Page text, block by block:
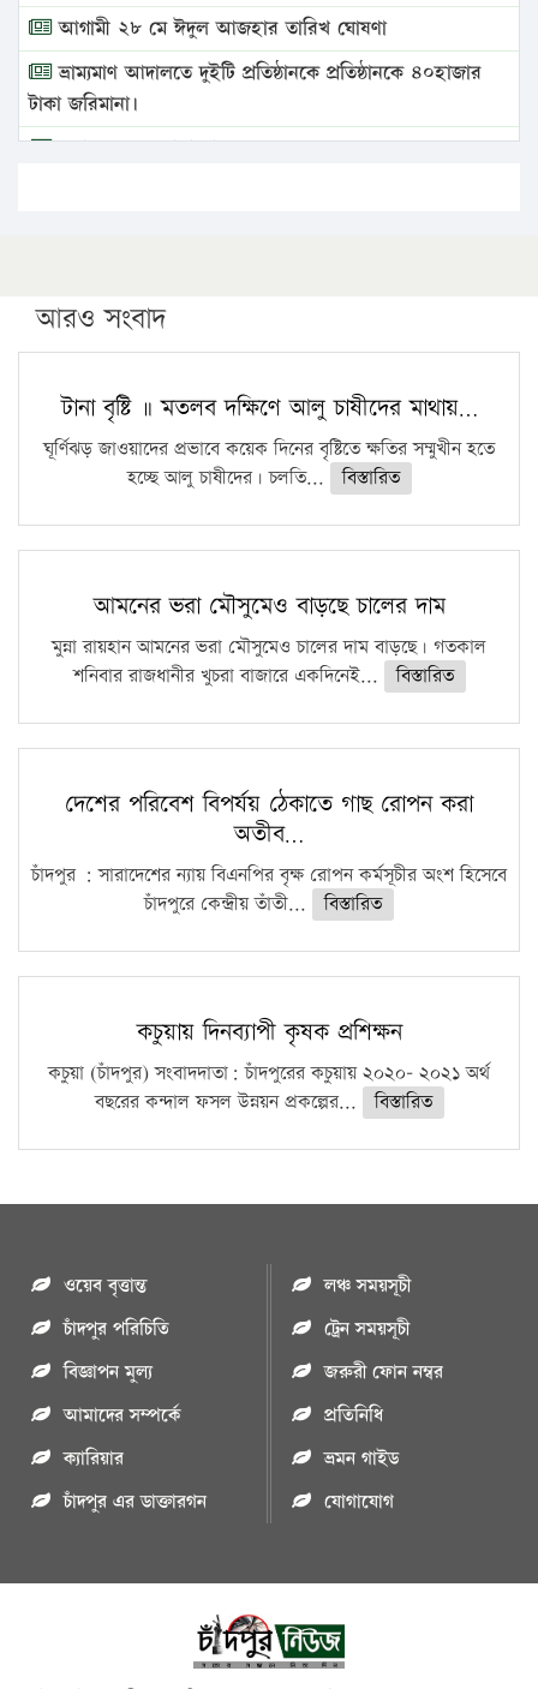
আগামী ২৮ মে ঈদুল আজহার তারিখ ঘোষণা
ভ্রাম্যমাণ আদালতে দুইটি প্রতিষ্ঠানকে প্রতিষ্ঠানকে ৪০হাজার
টাকা জরিমানা।
এবার লঞ্চের ভাড়া বাড়ল
পিএইচডি করছেন কুয়েটের কৃতি…
সারা দেশে বজ্রাঘাতে ১৪ জনের প্রাণহানি
কঠোর হচ্ছে এসএসসি ও এইচএসসি পরীক্ষা
ফরিদগঞ্জে আগুনে পুড়লো ৬ ব্যবসা প্রতিষ্ঠান
আরও সংবাদ
টানা বৃষ্টি ॥ মতলব দক্ষিণে আলু চাষীদের মাথায়…
ঘূর্ণিঝড় জাওয়াদের প্রভাবে কয়েক দিনের বৃষ্টিতে ক্ষতির সম্মুখীন হতে
হচ্ছে আলু চাষীদের। চলতি...
বিস্তারিত
আমনের ভরা মৌসুমেও বাড়ছে চালের দাম
মুন্না রায়হান আমনের ভরা মৌসুমেও চালের দাম বাড়ছে। গতকাল
শনিবার রাজধানীর খুচরা বাজারে একদিনেই...
বিস্তারিত
দেশের পরিবেশ বিপর্যয় ঠেকাতে গাছ রোপন করা
অতীব…
চাঁদপুর : সারাদেশের ন্যায় বিএনপির বৃক্ষ রোপন কর্মসূচীর অংশ হিসেবে
চাঁদপুরে কেন্দ্রীয় তাঁতী...
বিস্তারিত
কচুয়ায় দিনব্যাপী কৃষক প্রশিক্ষন
কচুয়া (চাঁদপুর) সংবাদদাতা: চাঁদপুরের কচুয়ায় ২০২০- ২০২১ অর্থ
বছরের কন্দাল ফসল উন্নয়ন প্রকল্পের...
বিস্তারিত
ওয়েব বৃত্তান্ত
চাঁদপুর পরিচিতি
বিজ্ঞাপন মুল্য
আমাদের সম্পর্কে
ক্যারিয়ার
চাঁদপুর এর ডাক্তারগন
লঞ্চ সময়সূচী
ট্রেন সময়সূচী
জরুরী ফোন নম্বর
প্রতিনিধি
ভ্রমন গাইড
যোগাযোগ